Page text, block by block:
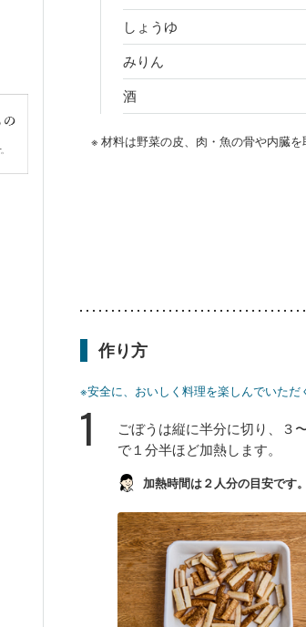
しょうゆ
みりん
酒
※ 材料は野菜の皮、肉・魚の骨や内臓
作り方
※安全に、おいしく料理を楽しんでいただ
1
ごぼうは縦に半分に切り、３
で１分半ほど加熱します。
加熱時間は２人分の目安です